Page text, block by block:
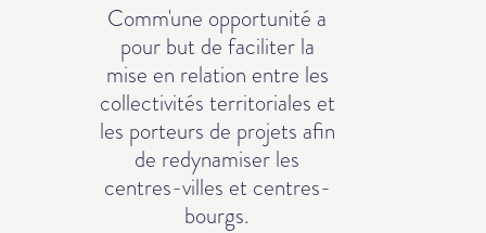
Comm'une opportunité a
pour but de faciliter la
mise en relation entre les
collectivités territoriales et
les porteurs de projets afin
de redynamiser les
centres-villes et centres-
bourgs.